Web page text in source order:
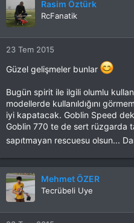
Rasim Öztürk
RcFanatik
23 Tem 2015
Güzel gelişmeler bunlar
Bugün spirit ile ilgili olumlu
modellerde kullanıldığını
iyi kapatacak. Goblin Speed
Goblin 770 te de sert rüzgarda
sapıtmayan rescuesu olsun...
Mehmet ÖZER
Tecrübeli Uye